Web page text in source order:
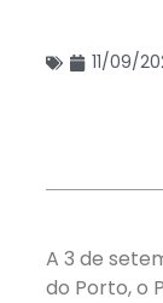
11/09/
A 3 de
do Porto, o